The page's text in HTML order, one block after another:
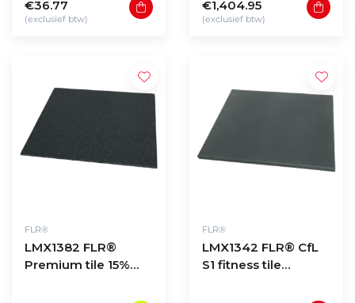
€36.77
(exclusief btw)
€1,404.95
(exclusief btw)
FLR®
LMX1382 FLR®
Premium tile 15%
FLR®
LMX1342 FLR® CfL
S1 fitness tile